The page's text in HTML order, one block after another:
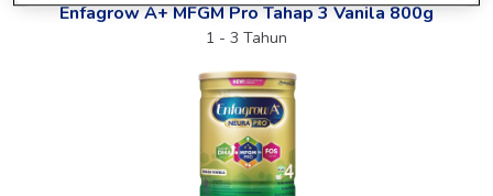
Enfagrow A+ MFGM Pro Tahap 3 Vanila 800g
1 - 3 Tahun